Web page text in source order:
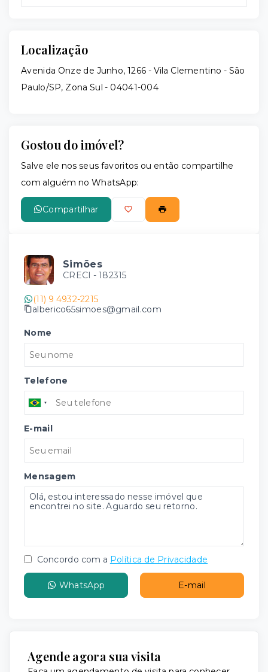
Localização
Avenida Onze de Junho, 1266 - Vila Clementino - São
Paulo/SP, Zona Sul - 04041-004
Gostou do imóvel?
Salve ele nos seus favoritos ou então compartilhe
com alguém no WhatsApp:
Compartilhar
Simões
CRECI - 182315
(11) 9 4932-2215
alberico65simoes@gmail.com
Nome
Telefone
E-mail
Mensagem
Concordo com a Política de Privacidade
WhatsApp E-mail
Agende agora sua visita